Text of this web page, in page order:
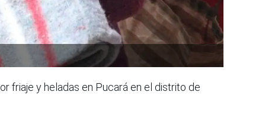
friaje y heladas en Pucará en el distrito de